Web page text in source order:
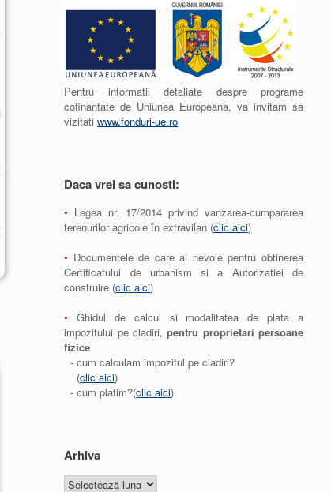
Pentru informatii detaliate despre programe
cofinantate de Uniunea Europeana, va invitam sa
vizitatiwww.fonduri-ue.ro
Daca vrei sa cunosti:
• Legea nr. 17/2014 privind vanzarea-cumpararea
terenurilor agricole în extravilan (clic aici)
• Documentele de care ai nevoie pentru obtinerea
Certificatului de urbanism si a Autorizatiei de
construire (clic aici)
• Ghidul de calcul si modalitatea de plata a
impozitului pe cladiri, pentru proprietari persoane
fizice
- cum calculam impozitul pe cladiri?
(clic aici)
- cum platim?(clic aici)
Arhiva